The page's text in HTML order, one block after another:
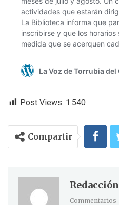
Post Views: 1.540
Compartir
Redacción
Commentarios